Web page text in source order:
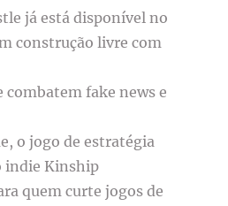
já está disponível no
construção livre com
combatem fake news e
o jogo de estratégia
indie Kinship
quem curte jogos de